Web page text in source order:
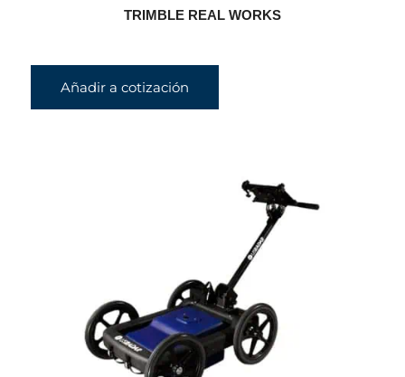
TRIMBLE REAL WORKS
Añadir a cotización